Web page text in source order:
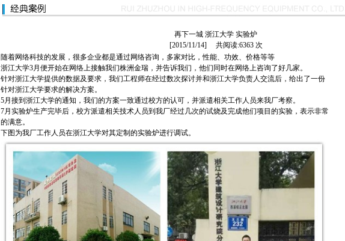
再下一城 浙江大学 实验炉
[2015/11/14] 共阅读:6363 次
随着网络科技的发展，很多企业都是通过网络咨询，多家对比，性能、功效、价格等等
浙江大学3月便开始在网络上接触我们株洲金瑞，并告诉我们，他们同时在网络上咨询了好几家。
针对浙江大学提供的数据及要求，我们工程师在经过数次探讨并和浙江大学负责人交流后，给出了一份
针对浙江大学要求的解决方案。
5月接到浙江大学的通知，我们的方案一致通过校方的认可，并派遣相关工作人员来我厂考察。
7月实验炉生产完毕后，校方派遣相关技术人员到我厂经过几次的试烧及完成他们项目的实验，表示非常
的满意。
下图为我厂工作人员在浙江大学对其定制的实验炉进行调试。